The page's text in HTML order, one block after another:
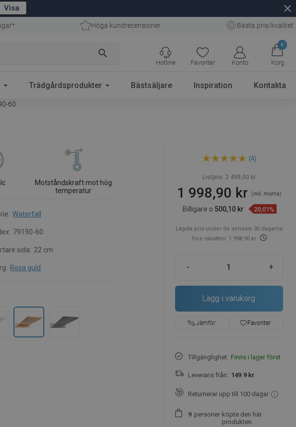
Visa close
Höga kundrecensioner Bästa pris/kvalitet
search
Favoriter Konto
0
Korg
Hotline
Trädgårdsprodukter Bästsäljare Inspiration Kontakta
60
Motståndskraft mot hög
temperatur
Waterfall
79190-60
sida: 22 cm
Rosa guld
slim 50 x 22 cm, roséguld -
(4)
Listpris: 2 499,00 kr
1 998,90 kr (inkl. moms)
Billigare o 500,10 kr 20,01%
Lägsta pris under de senaste 30 dagarna
före rabatten: 1 998,90 kr
- +
Lägg i varukorg
Jämför favorite_borderFavoriter
Tillgänglighet: Finns i lager först
Leverans från: 149.9 kr
Returnerar upp till 100 dagar
9 personer köpte den här
produkten.